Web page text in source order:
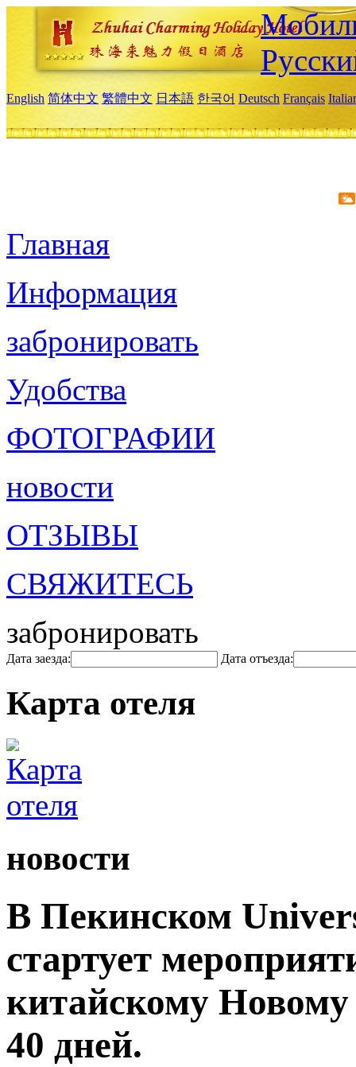
English 简体中文 繁體中文 日本語 한국어 Deutsch Français
Главная
Информация
забронировать
Удобства
ФОТОГРАФИИ
новости
ОТЗЫВЫ
СВЯЖИТЕСЬ
забронировать
Дата заезда: Дата отъезда:
Карта отеля
новости
В Пекинском
стартует
китайскому Новому
40 дней.